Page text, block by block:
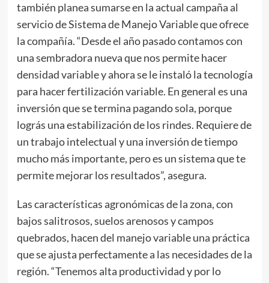
también planea sumarse en la actual campaña al
servicio de Sistema de Manejo Variable que ofrece
la compañía. “Desde el año pasado contamos con
una sembradora nueva que nos permite hacer
densidad variable y ahora se le instaló la tecnología
para hacer fertilización variable. En general es una
inversión que se termina pagando sola, porque
lográs una estabilización de los rindes. Requiere de
un trabajo intelectual y una inversión de tiempo
mucho más importante, pero es un sistema que te
permite mejorar los resultados”, asegura.
Las características agronómicas de la zona, con
bajos salitrosos, suelos arenosos y campos
quebrados, hacen del manejo variable una práctica
que se ajusta perfectamente a las necesidades de la
región. “Tenemos alta productividad y por lo